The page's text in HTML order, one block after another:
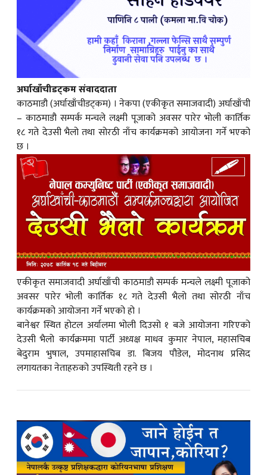
अर्घाखाँचीडट्कम संवाददाता
काठमाडौ (अर्घाखाँचीडट्कम) । नेकपा (एकीकृत समाजवादी) अर्घाखाँची
– काठमाडौ सम्पर्क मन्चले लक्ष्मी पूजाको अवसर पारेर भोली कार्तिक
१८ गते देउसी भैलो तथा सोरठी नाँच कार्यक्रमको आयोजना गर्ने भएको
छ ।
एकीकृत समाजवादी अर्घाखाँची काठमाडौ सम्पर्क मन्चले लक्ष्मी पूजाको
अवसर पारेर भोली कार्तिक १८ गते देउसी भैलो तथा सोरठी नाँच
कार्यक्रमको आयोजना गर्ने भएको हो ।
बानेश्वर स्थित होटल अर्यालमा भोली दिउसो १ बजे आयोजना गरिएको
देउसी भैलो कार्यक्रममा पार्टी अध्यक्ष माधव कुमार नेपाल, महासचिब
बेदुराम भुषाल, उपमाहासचिब डा. बिजय पौडेल, मोदनाथ प्रसिद
लगायतका नेताहरुको उपस्थिती रहने छ ।